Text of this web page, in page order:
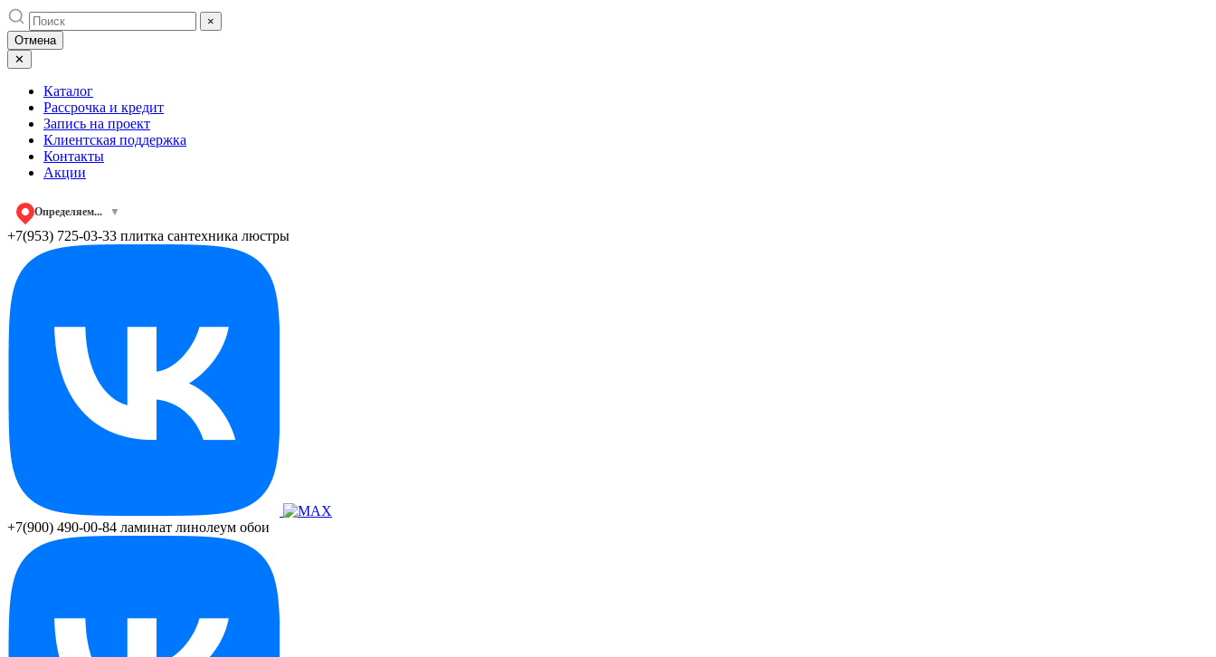
Skip
to
content
×
Отмена
✕
Каталог
Рассрочка и кредит
Запись на проект
Клиентская поддержка
Контакты
Акции
Определяем... ▼
+7(953) 725-03-33 плитка сантехника люстры
+7(900) 490-00-84 ламинат линолеум обои